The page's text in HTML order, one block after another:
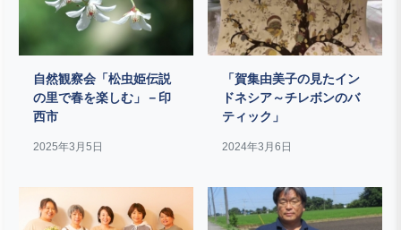
自然観察会「松虫姫伝説
の里で春を楽しむ」－印
西市
2025年3月5日
「賀集由美子の見たイン
ドネシア～チレボンのバ
ティック」
2024年3月6日